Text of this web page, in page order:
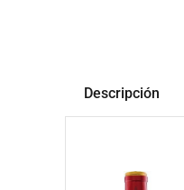
Descripción